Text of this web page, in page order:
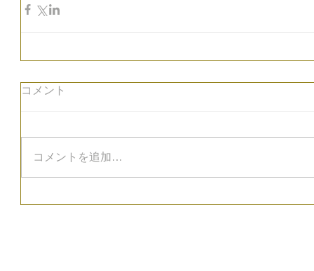
コメント
コメントを追加…